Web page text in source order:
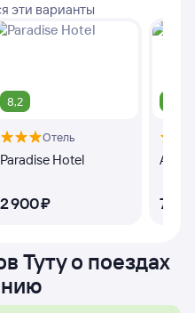
эти варианты
8,2
Отель
Paradise Hotel
2 ⁠900 ⁠₽
Ария
7
Туту о поездах